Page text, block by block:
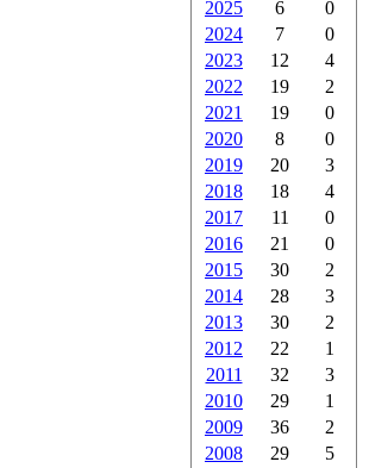
2025
6
0
2024
7
0
2023
12
4
2022
19
2
2021
19
0
2020
8
0
2019
20
3
2018
18
4
2017
11
0
2016
21
0
2015
30
2
2014
28
3
2013
30
2
2012
22
1
2011
32
3
2010
29
1
2009
36
2
2008
29
5